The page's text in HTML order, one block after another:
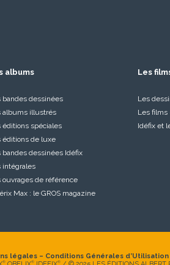
albums
bandes dessinées
albums illustrés
éditions spéciales
éditions de luxe
bandes dessinées Idéfix
intégrales
ouvrages de référence
Max : le GROS magazine
Les
Les
Les films
Idéfix et
légales – Conditions Générales d’Utilisation
® ® ®